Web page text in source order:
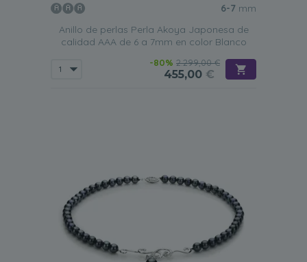
6-7 mm
Anillo de perlas Perla Akoya Japonesa de
calidad AAA de 6 a 7mm en color Blanco
-80% 2.299,00 €
455,00 €